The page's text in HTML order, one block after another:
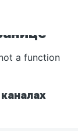
a function